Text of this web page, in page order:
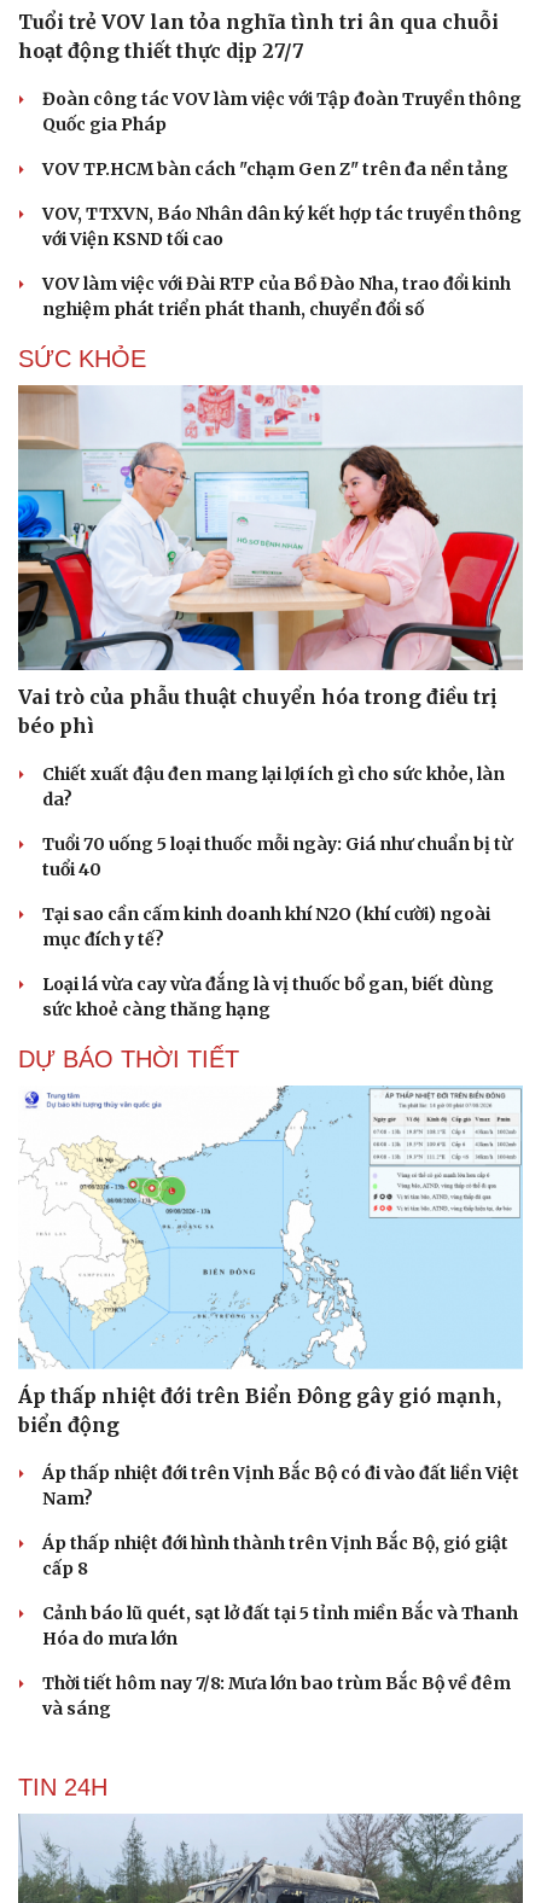
Tuổi trẻ VOV lan tỏa nghĩa tình tri ân qua chuỗi
hoạt động thiết thực dịp 27/7
Đoàn công tác VOV làm việc với Tập đoàn Truyền thông
Quốc gia Pháp
VOV TP.HCM bàn cách "chạm Gen Z" trên đa nền tảng
VOV, TTXVN, Báo Nhân dân ký kết hợp tác truyền thông
với Viện KSND tối cao
VOV làm việc với Đài RTP của Bồ Đào Nha, trao đổi kinh
nghiệm phát triển phát thanh, chuyển đổi số
SỨC KHỎE
Vai trò của phẫu thuật chuyển hóa trong điều trị
béo phì
Chiết xuất đậu đen mang lại lợi ích gì cho sức khỏe, làn
da?
Tuổi 70 uống 5 loại thuốc mỗi ngày: Giá như chuẩn bị từ
tuổi 40
Tại sao cần cấm kinh doanh khí N2O (khí cười) ngoài
mục đích y tế?
Loại lá vừa cay vừa đắng là vị thuốc bổ gan, biết dùng
sức khoẻ càng thăng hạng
DỰ BÁO THỜI TIẾT
Áp thấp nhiệt đới trên Biển Đông gây gió mạnh,
biển động
Áp thấp nhiệt đới trên Vịnh Bắc Bộ có đi vào đất liền Việt
Nam?
Áp thấp nhiệt đới hình thành trên Vịnh Bắc Bộ, gió giật
cấp 8
Cảnh báo lũ quét, sạt lở đất tại 5 tỉnh miền Bắc và Thanh
Hóa do mưa lớn
Thời tiết hôm nay 7/8: Mưa lớn bao trùm Bắc Bộ về đêm
và sáng
TIN 24H